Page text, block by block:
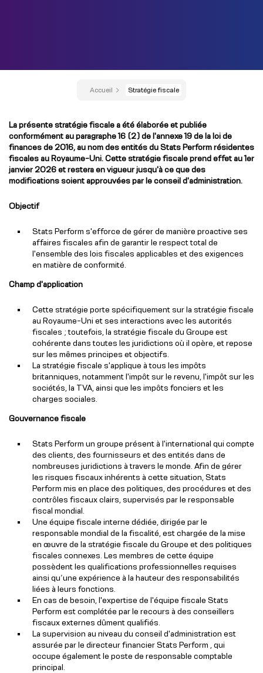
Accueil Stratégie fiscale
La présente stratégie fiscale a été élaborée et publiée
conformément au paragraphe 16 (2) de l'annexe 19 de la loi de
finances de 2016, au nom des entités du Stats Perform résidentes
fiscales au Royaume-Uni. Cette stratégie fiscale prend effet au 1er
janvier 2026 et restera en vigueur jusqu'à ce que des
modifications soient approuvées par le conseil d'administration.
Objectif
Stats Perform s'efforce de gérer de manière proactive ses
affaires fiscales afin de garantir le respect total de
l'ensemble des lois fiscales applicables et des exigences
en matière de conformité.
Champ d'application
Cette stratégie porte spécifiquement sur la stratégie fiscale
au Royaume-Uni et ses interactions avec les autorités
fiscales ; toutefois, la stratégie fiscale du Groupe est
cohérente dans toutes les juridictions où il opère, et repose
sur les mêmes principes et objectifs.
La stratégie fiscale s'applique à tous les impôts
britanniques, notamment l'impôt sur le revenu, l'impôt sur les
sociétés, la TVA, ainsi que les impôts fonciers et les
charges sociales.
Gouvernance fiscale
Stats Perform un groupe présent à l'international qui compte
des clients, des fournisseurs et des entités dans de
nombreuses juridictions à travers le monde. Afin de gérer
les risques fiscaux inhérents à cette situation, Stats
Perform mis en place des politiques, des procédures et des
contrôles fiscaux clairs, supervisés par le responsable
fiscal mondial.
Une équipe fiscale interne dédiée, dirigée par le
responsable mondial de la fiscalité, est chargée de la mise
en œuvre de la stratégie fiscale du Groupe et des politiques
fiscales connexes. Les membres de cette équipe
possèdent les qualifications professionnelles requises
ainsi qu’une expérience à la hauteur des responsabilités
liées à leurs fonctions.
En cas de besoin, l'expertise de l'équipe fiscale Stats
Perform est complétée par le recours à des conseillers
fiscaux externes dûment qualifiés.
La supervision au niveau du conseil d'administration est
assurée par le directeur financier Stats Perform , qui
occupe également le poste de responsable comptable
principal.